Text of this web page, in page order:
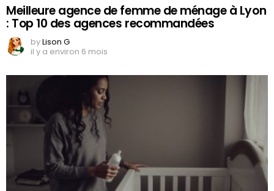
Meilleure agence de femme de ménage à Lyon
: Top 10 des agences recommandées
byLison G
il y a environ 6 mois